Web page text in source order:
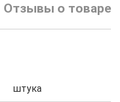
Отзывы о товаре
штука